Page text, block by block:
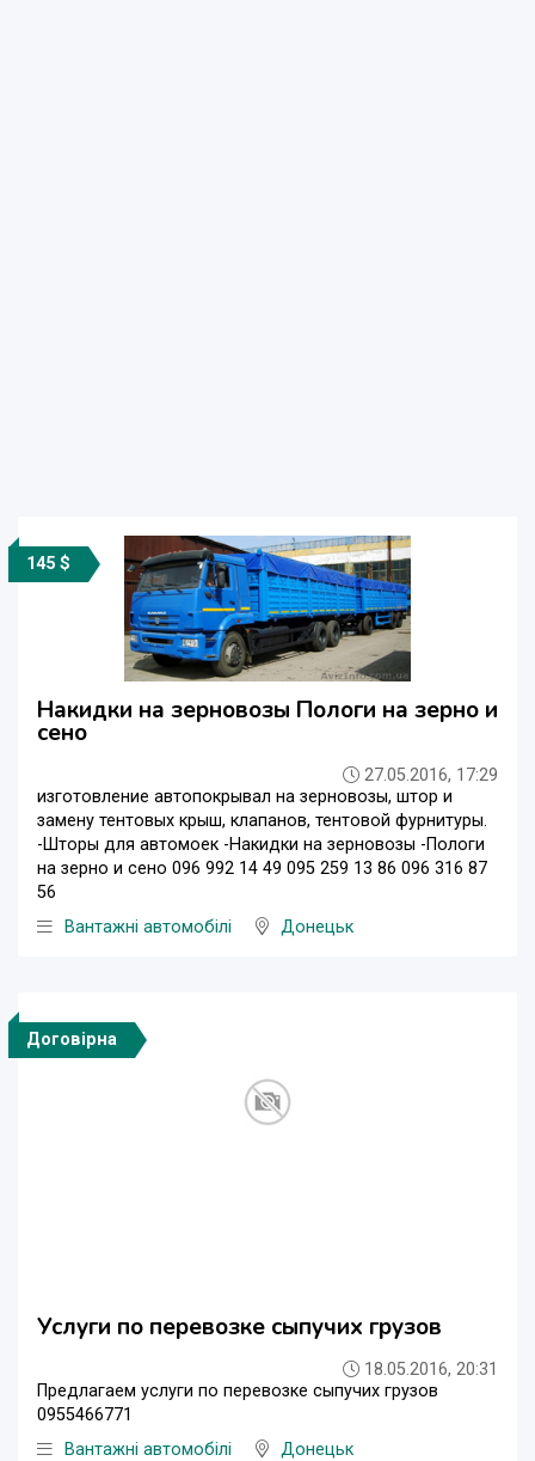
145 $
Накидки на зерновозы Пологи на зерно и
сено
27.05.2016, 17:29
изготовление автопокрывал на зерновозы, штор и
замену тентовых крыш, клапанов, тентовой фурнитуры.
-Шторы для автомоек -Накидки на зерновозы -Пологи
на зерно и сено 096 992 14 49 095 259 13 86 096 316 87
56
Вантажні автомобілі
Донецьк
Договірна
Услуги по перевозке сыпучих грузов
18.05.2016, 20:31
Предлагаем услуги по перевозке сыпучих грузов
0955466771
Вантажні автомобілі
Донецьк